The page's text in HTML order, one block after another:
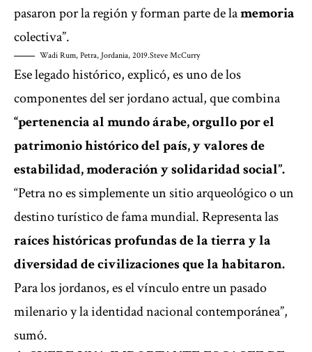
pasaron por la región y forman parte de lamemoria
colectiva”.
Wadi Rum, Petra, Jordania, 2019.Steve McCurry
Ese legado histórico, explicó, es uno de los
componentes del ser jordano actual, que combina
“pertenencia al mundo árabe, orgullo por el
patrimonio histórico del país, y valores de
estabilidad, moderación y solidaridad social”.
“Petra no es simplemente un sitio arqueológico o un
destino turístico de fama mundial. Representa las
raíces históricas profundas de la tierra y la
diversidad de civilizaciones que la habitaron.
Para los jordanos, es el vínculo entre un pasado
milenario y la identidad nacional contemporánea”,
sumó.